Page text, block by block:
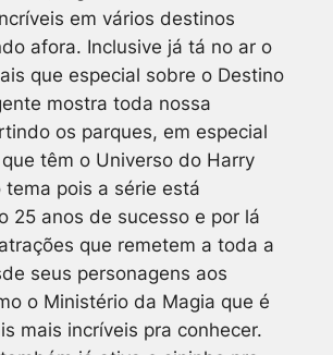
em vários destinos
afora. Inclusive já tá no ar o
que especial sobre o Destino
mostra toda nossa
os parques, em especial
têm o Universo do Harry
tema pois a série está
25 anos de sucesso e por lá
que remetem a toda a
seus personagens aos
o Ministério da Magia que é
mais incríveis pra conhecer.